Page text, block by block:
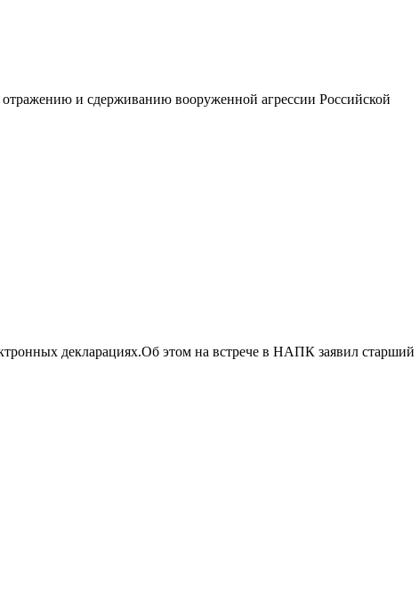
и сдерживанию вооруженной агрессии Российской
декларациях.Об этом на встрече в НАПК заявил старший